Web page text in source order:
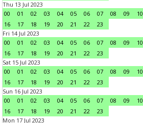
Thu 13 Jul 2023
00
01 02 03 04 05 06 07 08 09 10
16
17 18 19 20 21 22
23
Fri 14 Jul 2023
00
01 02 03 04 05 06 07 08 09 10
16
17 18 19 20 21 22
23
Sat 15 Jul 2023
00
01 02 03 04 05 06 07 08 09 10
16
17 18 19 20 21 22
23
Sun 16 Jul 2023
00
01 02 03 04 05 06 07 08 09 10
16
17 18 19 20 21 22
23
Mon 17 Jul 2023